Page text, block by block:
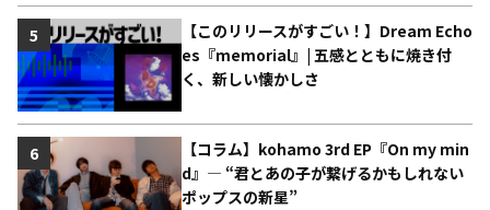
【このリリースがすごい！】Dream Echo
es『memorial』| 五感とともに焼き付
く、新しい懐かしさ
5
【コラム】kohamo 3rd EP『On my min
d』― “君とあの子が繋げるかもしれない
ポップスの新星”
6